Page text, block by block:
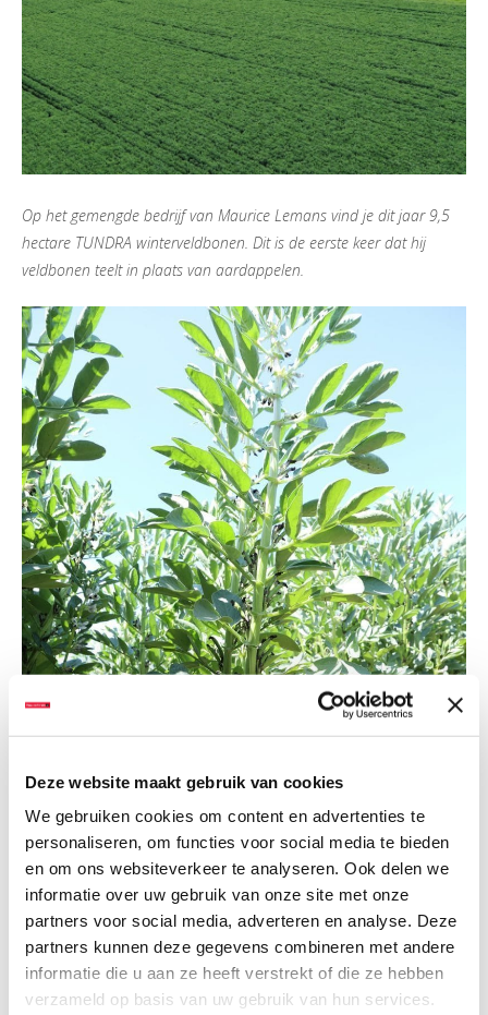
Deze website maakt gebruik van cookies
We gebruiken cookies om content en advertenties te
personaliseren, om functies voor social media te bieden
en om ons websiteverkeer te analyseren. Ook delen we
informatie over uw gebruik van onze site met onze
partners voor social media, adverteren en analyse. Deze
partners kunnen deze gegevens combineren met andere
informatie die u aan ze heeft verstrekt of die ze hebben
verzameld op basis van uw gebruik van hun services.
Op het gemengde bedrijf van Maurice Lemans vind je dit jaar 9,5
hectare TUNDRA winterveldbonen. Dit is de eerste keer dat hij
veldbonen teelt in plaats van aardappelen.
Begin juni staan de winterveldbonen in Zuid-Limburg er goed bij; ze
zijn mooi uitgestoeld, fors ontwikkeld en laten een veelbelovende
peulontwikkeling zien.